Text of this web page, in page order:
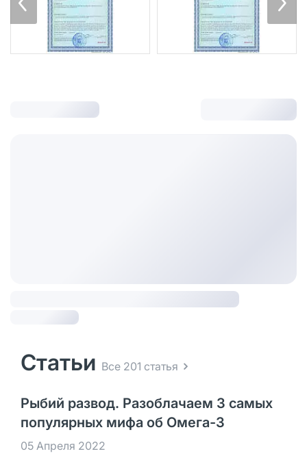
Статьи Все 201 статья
Рыбий развод. Разоблачаем 3 самых
популярных мифа об Омега-3
05 Апреля 2022